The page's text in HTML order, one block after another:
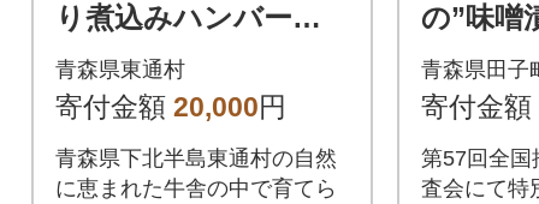
り煮込みハンバーグ
セット
青森県東通村
寄付金額 20,000円
青森県下北半島東通村の自然
に恵まれた牛舎の中で育てら
の”味
種 計
青森県田子
寄付金額
第57回全国
査会にて特